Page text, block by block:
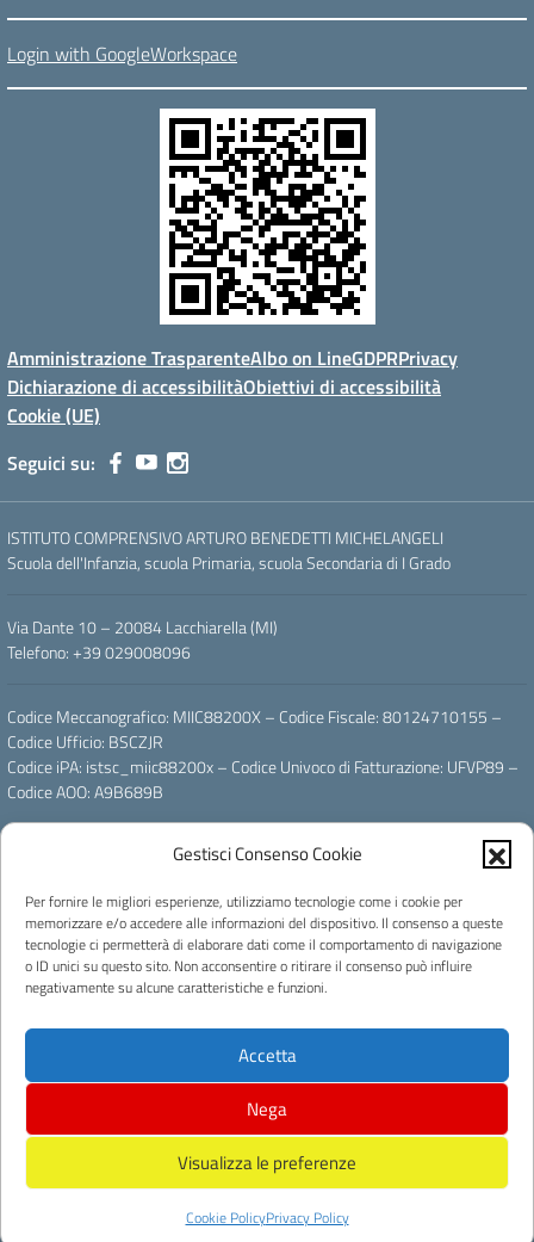
Gestisci Consenso Cookie
Per fornire le migliori esperienze, utilizziamo tecnologie come i cookie per
memorizzare e/o accedere alle informazioni del dispositivo. Il consenso a queste
tecnologie ci permetterà di elaborare dati come il comportamento di navigazione
o ID unici su questo sito. Non acconsentire o ritirare il consenso può influire
negativamente su alcune caratteristiche e funzioni.
Accetta
Nega
Visualizza le preferenze
Cookie PolicyPrivacy Policy
Login with GoogleWorkspace
Amministrazione TrasparenteAlbo on LineGDPRPrivacy
Dichiarazione di accessibilitàObiettivi di accessibilità
Cookie (UE)
Seguici su:
ISTITUTO COMPRENSIVO ARTURO BENEDETTI MICHELANGELI
Scuola dell'Infanzia, scuola Primaria, scuola Secondaria di I Grado
Via Dante 10 – 20084 Lacchiarella (MI)
Telefono: +39 029008096
Codice Meccanografico: MIIC88200X – Codice Fiscale: 80124710155 –
Codice Ufficio: BSCZJR
Codice iPA: istsc_miic88200x – Codice Univoco di Fatturazione: UFVP89 –
Codice AOO: A9B689B
Email: miic88200x@istruzione.it – PEC: miic88200x@pec.istruzione.it
Powered by
Concept & Design by Designers Italia
Progettato e sviluppato da Easyteam.org SRL